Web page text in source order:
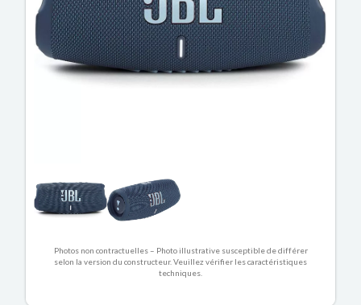
Photos non contractuelles – Photo illustrative susceptible de différer
selon la version du constructeur. Veuillez vérifier les caractéristiques
techniques.